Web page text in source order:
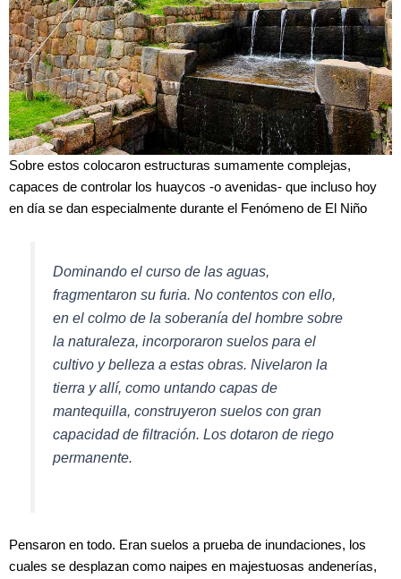
Sobre estos colocaron estructuras sumamente complejas,
capaces de controlar los huaycos -o avenidas- que incluso hoy
en día se dan especialmente durante el Fenómeno de El Niño
Dominando el curso de las aguas,
fragmentaron su furia. No contentos con ello,
en el colmo de la soberanía del hombre sobre
la naturaleza, incorporaron suelos para el
cultivo y belleza a estas obras. Nivelaron la
tierra y allí, como untando capas de
mantequilla, construyeron suelos con gran
capacidad de filtración. Los dotaron de riego
permanente.
Pensaron en todo. Eran suelos a prueba de inundaciones, los
cuales se desplazan como naipes en majestuosas andenerías,